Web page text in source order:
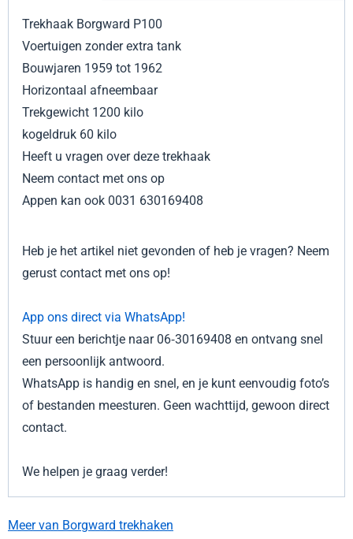
Trekhaak Borgward P100
Voertuigen zonder extra tank
Bouwjaren 1959 tot 1962
Horizontaal afneembaar
Trekgewicht 1200 kilo
kogeldruk 60 kilo
Heeft u vragen over deze trekhaak
Neem contact met ons op
Appen kan ook 0031 630169408
Heb je het artikel niet gevonden of heb je vragen? Neem
gerust contact met ons op!
App ons direct via WhatsApp!
Stuur een berichtje naar 06‑30169408 en ontvang snel
een persoonlijk antwoord.
WhatsApp is handig en snel, en je kunt eenvoudig foto’s
of bestanden meesturen. Geen wachttijd, gewoon direct
contact.
We helpen je graag verder!
Meer van Borgward trekhaken